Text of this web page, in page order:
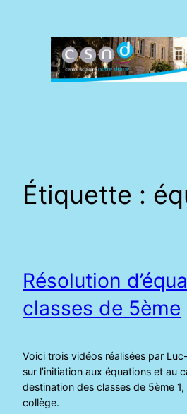
Étiquette :
Résolution
classes de 5ème
Voici trois vidéos réalisées par
sur l’initiation aux équations et au
destination des classes de 5ème
collège.